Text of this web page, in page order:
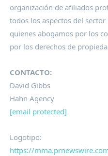
organización de afiliados
todos los aspectos del
quienes abogamos por los
por los derechos de
CONTACTO:
David Gibbs
Hahn Agency
[email protected]
Logotipo:
https://